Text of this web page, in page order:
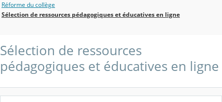
Réforme du collège
Sélection de ressources pédagogiques et éducatives en ligne
Sélection de ressources
pédagogiques et éducatives en ligne